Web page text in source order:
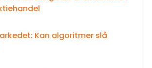
Kan algoritmer slå